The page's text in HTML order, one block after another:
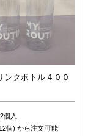
ンクボトル４００
個入
個)から注文可能